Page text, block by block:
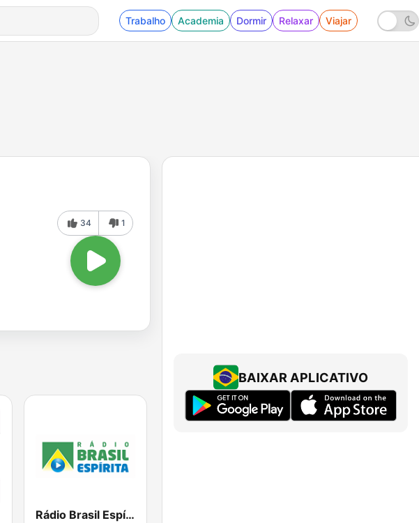
Trabalho Academia Dormir Relaxar Viajar
34 1
Rádio Brasil Espírita
BAIXAR APLICATIVO